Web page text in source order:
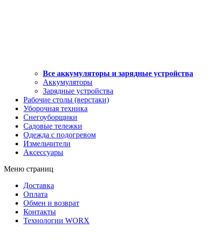
Все аккумуляторы и зарядные устройства
Аккумуляторы
Зарядные устройства
Рабочие столы (верстаки)
Уборочная техника
Снегоуборщики
Садовые тележки
Одежда с подогревом
Измельчители
Аксессуары
Меню страниц
Доставка
Оплата
Обмен и возврат
Контакты
Технологии WORX